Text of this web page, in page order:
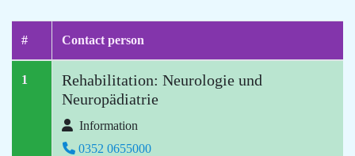
# Contact person
1
Rehabilitation: Neurologie und
Neuropädiatrie
Information
0352 0655000